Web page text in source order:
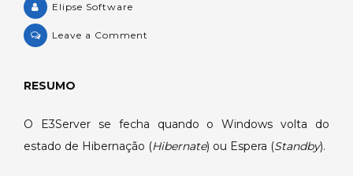
Elipse Software
Leave a Comment
não
conecta
RESUMO
O E3Server se fecha quando o Windows volta do
estado de Hibernação (Hibernate) ou Espera (Standby).